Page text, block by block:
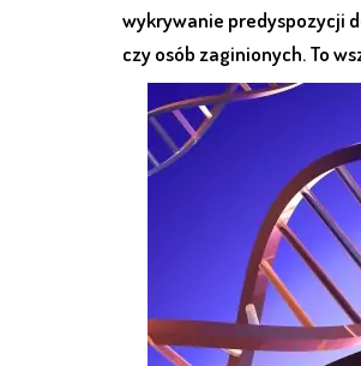
wykrywanie predyspozycji
czy osób zaginionych. To